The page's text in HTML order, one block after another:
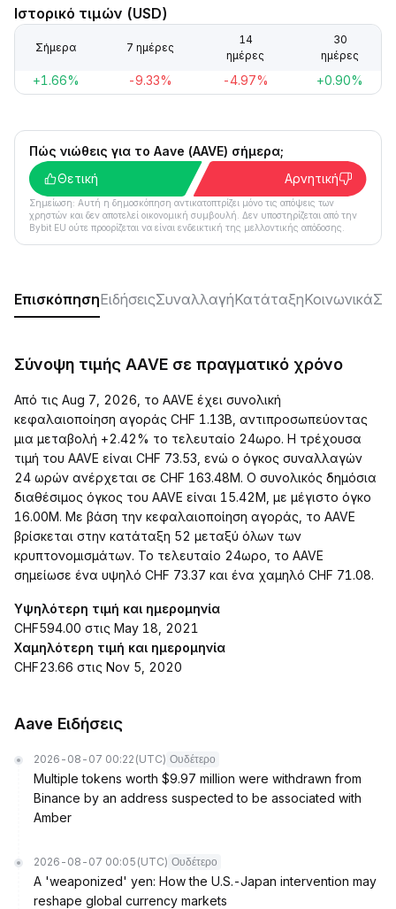
Ιστορικό τιμών (USD)
Σήμερα 7 ημέρες
14
ημέρες
30
ημέρες
+1.66% -9.33% -4.97% +0.90%
Πώς νιώθεις για το Aave (AAVE) σήμερα;
Θετική
Αρνητική
Σημείωση: Αυτή η δημοσκόπηση αντικατοπτρίζει μόνο τις απόψεις των
χρηστών και δεν αποτελεί οικονομική συμβουλή. Δεν υποστηρίζεται από την
Bybit EU ούτε προορίζεται να είναι ενδεικτική της μελλοντικής απόδοσης.
ΕπισκόπησηΕιδήσειςΣυναλλαγήΚατάταξηΚοινωνικά
Σύνοψη τιμής AAVE σε πραγματικό χρόνο
Από τις Aug 7, 2026, το AAVE έχει συνολική
κεφαλαιοποίηση αγοράς CHF 1.13B, αντιπροσωπεύοντας
μια μεταβολή +2.42% το τελευταίο 24ωρο. Η τρέχουσα
τιμή του AAVE είναι CHF 73.53, ενώ ο όγκος συναλλαγών
24 ωρών ανέρχεται σε CHF 163.48M. Ο συνολικός δημόσια
διαθέσιμος όγκος του AAVE είναι 15.42M, με μέγιστο όγκο
16.00M. Με βάση την κεφαλαιοποίηση αγοράς, το AAVE
βρίσκεται στην κατάταξη 52 μεταξύ όλων των
κρυπτονομισμάτων. Το τελευταίο 24ωρο, το AAVE
σημείωσε ένα υψηλό CHF 73.37 και ένα χαμηλό CHF 71.08.
Υψηλότερη τιμή και ημερομηνία
CHF594.00 στις May 18, 2021
Χαμηλότερη τιμή και ημερομηνία
CHF23.66 στις Nov 5, 2020
Aave Ειδήσεις
2026-08-07 00:22 (UTC) Ουδέτερο
Multiple tokens worth $9.97 million were withdrawn from
Binance by an address suspected to be associated with
Amber
2026-08-07 00:05 (UTC) Ουδέτερο
A 'weaponized' yen: How the U.S.-Japan intervention may
reshape global currency markets